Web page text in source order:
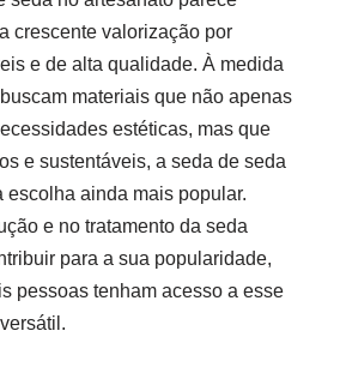
crescente valorização por
e de alta qualidade. À medida
materiais que não apenas
estéticas, mas que
e sustentáveis, a seda de seda
escolha ainda mais popular.
e no tratamento da seda
para a sua popularidade,
pessoas tenham acesso a esse